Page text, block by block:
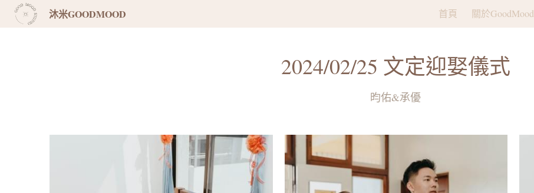
沐米GOODMOOD 首頁 關於GoodMood
2024/02/25 文定迎娶儀式
昀佑&承優